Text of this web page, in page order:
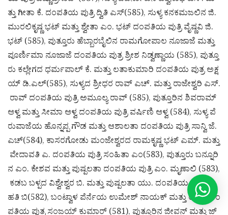
ತ್ತು ಗೀತಾ ಕೆ. ದಂಪತಿಯ ಪುತ್ರಿ ದ್ವಿತಿ ಎಸ್(585), ಸುಳ್ಯ ಕನಕಮಜಲಿನ ಜಿ.
ಮುರಲಿಕೃಷ್ಣ ಭಟ್ ಮತ್ತು ಶ್ವೇತಾ ಎಂ. ಭಟ್ ದಂಪತಿಯ ಪುತ್ರಿ ವೈಷ್ಣವಿ ಜಿ.
ಭಟ್ (585), ಪುತ್ತೂರು ಹೆಬ್ಬಾರಬೈಲಿನ ರಾಮಗೋಪಾಲ ನೂಜಾಜೆ ಮತ್ತು
ಪೂರ್ಣಿಮಾ ನೂಜಾಜೆ ದಂಪತಿಯ ಪುತ್ರ ಶ್ರೀಶ ನಿಡ್ವಣ್ಣಾಯ (585), ಪುತ್ತೂ
ರು ಕಲ್ಲೇಗದ ಧರ್ಮಪಾಲ್ ಕೆ. ಮತ್ತು ಲತಾಕುಮಾರಿ ದಂಪತಿಯ ಪುತ್ರ ಅಕ್ಷ
ಯ್ ಡಿ.ಎಲ್(585), ಸುಳ್ಯದ ಶ್ರೀಧರ ರಾವ್ ಎಚ್. ಮತ್ತು ರಾಜೇಶ್ವರಿ ಎಸ್.
ರಾವ್ ದಂಪತಿಯ ಪುತ್ರಿ ಅಮೂಲ್ಯ ರಾವ್ (585), ಪುತ್ತೂರಿನ ಶಿವರಾಮ್
ಆಳ್ವ ಮತ್ತು ಸೀಮಾ ಆಳ್ವ ದಂಪತಿಯ ಪುತ್ರಿ ವರ್ಷಿಣಿ ಆಳ್ವ (584), ಸುಳ್ಯ ಪೆ
ರುವಾಜೆಯ ಹೊನ್ನಪ್ಪ ಗೌಡ ಮತ್ತು ಆಶಾಲತಾ ದಂಪತಿಯ ಪುತ್ರಿ ಸಾನ್ವಿ ಜೆ.
ಎಚ್(584), ಕಾಸರಗೋಡು ಮಂಜೇಶ್ವರದ ರಾಮಕೃಷ್ಣ ಭಟ್ ಎಮ್. ಮತ್ತು
ವೇದಾವತಿ ಎ. ದಂಪತಿಯ ಪುತ್ರಿ ಸಂಹಿತಾ ಎಂ(583), ಪುತ್ತೂರು ಬನ್ನೂರಿ
ನ ಎಂ. ಕೇಶವ ಮತ್ತು ಪುಷ್ಪಲತಾ ದಂಪತಿಯ ಪುತ್ರಿ ಎಂ. ಮೃಣಾಲಿ (583),
ಕಡಬ ಬಳ್ಪದ ವಿಶ್ವೇಶ್ವರ ಬಿ. ಮತ್ತು ಪುಷ್ಪಲತಾ ಯು. ದಂಪತಿಯ ಪುತ್ರಿ ಮ
ಹತಿ ಬಿ(582), ಬಂಟ್ವಾಳ ಪೆರ್ನೆಯ ಉಮೇಶ್ ನಾಯಕ್ ಮತ್ತು ಉಷಾ ದಂ